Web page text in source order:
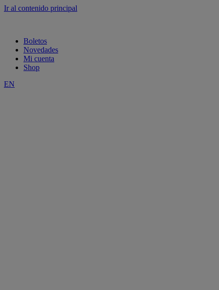
Ir al contenido principal
Boletos
Novedades
Mi cuenta
Shop
EN